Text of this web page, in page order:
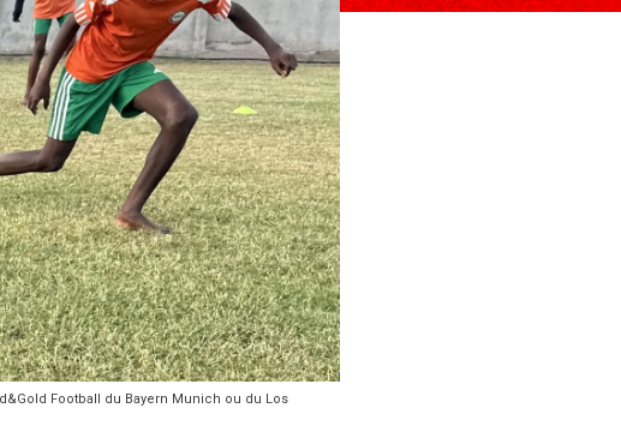
Football du Bayern Munich ou du Los